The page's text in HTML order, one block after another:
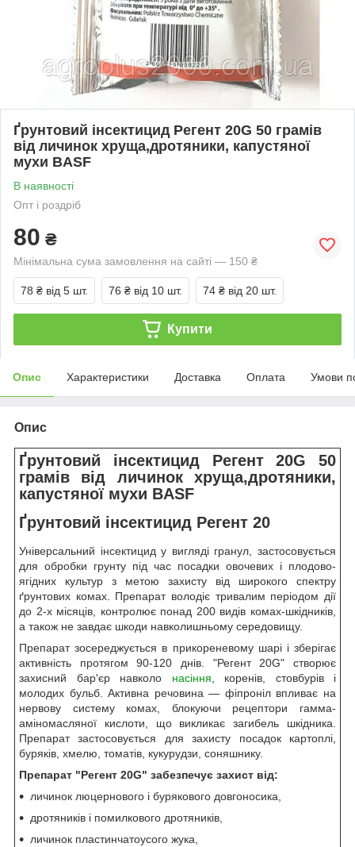
Ґрунтовий інсектицид Регент 20G 50 грамів
від личинок хруща,дротяники, капустяної
мухи BASF
В наявності
Опт і роздріб
80 ₴
Мінімальна сума замовлення на сайті — 150 ₴
78 ₴ від 5 шт. 76 ₴ від 10 шт. 74 ₴ від 20 шт.
Купити
Опис Характеристики Доставка Оплата Умови
Опис
Ґрунтовий інсектицид Регент 20G 50
грамів від личинок хруща,дротяники,
капустяної мухи BASF
Ґрунтовий інсектицид Регент 20
Універсальний інсектицид у вигляді гранул, застосовується
для обробки грунту під час посадки овочевих і плодово-
ягідних культур з метою захисту від широкого спектру
ґрунтових комах. Препарат володіє тривалим періодом дії
до 2-х місяців, контролює понад 200 видів комах-шкідників,
а також не завдає шкоди навколишньому середовищу.
Препарат зосереджується в прикореневому шарі і зберігає
активність протягом 90-120 днів. "Регент 20G" створює
захисний бар'єр навколо насіння , коренів, стовбурів і
молодих бульб. Активна речовина — фіпроніл впливає на
нервову систему комах, блокуючи рецептори гамма-
аміномасляної кислоти, що викликає загибель шкідника.
Препарат застосовується для захисту посадок картоплі,
буряків, хмелю, томатів, кукурудзи, соняшнику.
Препарат "Регент 20G" забезпечує захист від:
личинок люцернового і бурякового довгоносика,
дротяників і помилкового дротяників,
личинок пластинчатоусого жука,